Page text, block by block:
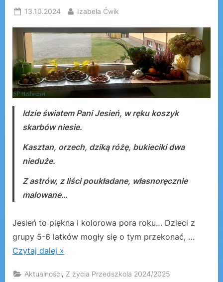
Posted
13.10.2024 By
Izabela Ćwik
Idzie światem Pani Jesień, w ręku koszyk
skarbów niesie.
Kasztan, orzech, dziką różę, bukieciki dwa
nieduże.
Z astrów, z liści poukładane, własnoręcznie
malowane…
Jesień to piękna i kolorowa pora roku… Dzieci z
grupy 5-6 latków mogły się o tym przekonać, …
Czytaj dalej »
Aktualności, Z życia Przedszkola 2024/2025